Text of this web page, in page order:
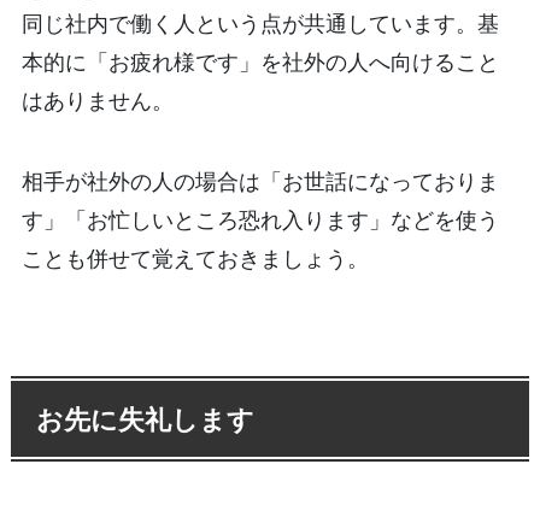
同じ社内で働く人という点が共通しています。基
本的に「お疲れ様です」を社外の人へ向けること
はありません。
相手が社外の人の場合は「お世話になっておりま
す」「お忙しいところ恐れ入ります」などを使う
ことも併せて覚えておきましょう。
お先に失礼します